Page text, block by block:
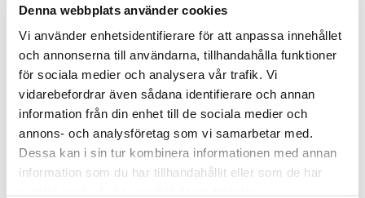
Denna webbplats använder cookies
Vi använder enhetsidentifierare för att anpassa innehållet
och annonserna till användarna, tillhandahålla funktioner
för sociala medier och analysera vår trafik. Vi
vidarebefordrar även sådana identifierare och annan
information från din enhet till de sociala medier och
annons- och analysföretag som vi samarbetar med.
Dessa kan i sin tur kombinera informationen med annan
information som du har tillhandahållit eller som de har
Melding til oss